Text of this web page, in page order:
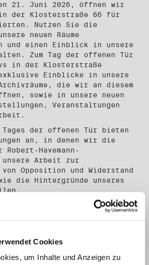
Cookies
um Inhalte und Anzeigen zu
21. Juni 2026, öffnen wir
in der Klosterstraße 66 für
Nutzen Sie die
neuen Räume
und einen Einblick in unsere
Zum Tag der offenen Tür
in der Klosterstraße
Einblicke in unsere
die wir an diesem
sowie in unsere neuen
Veranstaltungen
Tages der offenen Tür bieten
an, in denen wir die
Havemann-
Arbeit zur
von Opposition und Widerstand
die Hintergründe unseres
bieten wir zu folgenden
zu den Führungen ist
12.00 Uhr
14.00 Uhr